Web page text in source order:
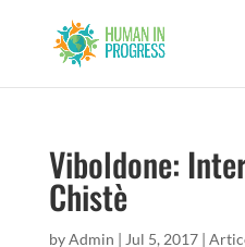
Viboldone:
Chistè
byAdmin | Jul 5, 2017|